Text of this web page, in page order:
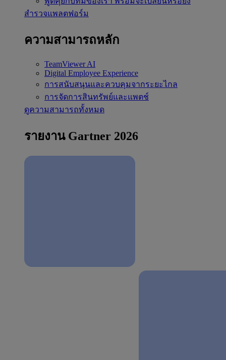
สำรวจแพลตฟอร์ม
ความสามารถหลัก
TeamViewer AI
Digital Employee Experience
การสนับสนุนและควบคุมจากระยะไกล
การจัดการสินทรัพย์และแพตช์
ดูความสามารถทั้งหมด
รายงาน Gartner 2026